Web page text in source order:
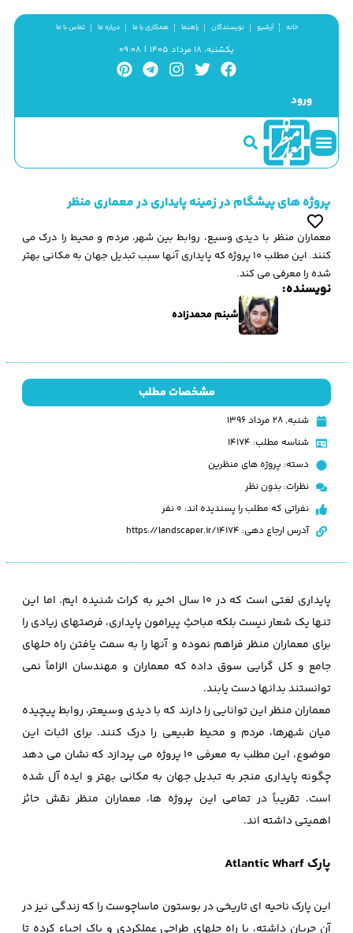
خانه آرشیو نویسندگان راهنما همکاری با ما درباره ما تماس با ما
یکشنبه، ۱۸ مرداد ۱۴۰۵ | ۰۹:۰۸
ورود
پروژه های پیشگام در زمینه پایداری در معماری منظر
معماران منظر با دیدی وسیع، روابط بین شهر، مردم و محیط را درک می
کنند. این مطلب 10 پروژه که پایداری آنها سبب تبدیل جهان به مکانی بهتر
شده را معرفی می کند.
نویسنده:
شبنم محمدزاده
مشخصات مطلب
شنبه, ۲۸ مرداد ۱۳۹۶
شناسه مطلب: 14174
دسته: پروژه های منظرین
نظرات: بدون نظر
نفراتی که مطلب را پسندیده اند: 0 نفر
آدرس ارجاع دهی: https://landscaper.ir/14174
پایداری لغتی است که در 10 سال اخیر به کرات شنیده ایم. اما این
تنها یک شعار نیست بلکه مباحثِ پیرامون پایداری، فرصتهای زیادی را
برای معماران منظر فراهم نموده و آنها را به سمت یافتن راه حلهای
جامع و کل گرایی سوق داده که معماران و مهندسان الزاماً نمی
توانستند بدانها دست یابند.
معماران منظر این توانایی را دارند که با دیدی وسیعتر، روابط پیچیده
میان شهرها، مردم و محیط طبیعی را درک کنند. برای اثبات این
موضوع، این مطلب به معرفی 10 پروژه می پردازد که نشان می دهد
چگونه پایداری منجر به تبدیل جهان به مکانی بهتر و ایده آل شده
است. تقریباً در تمامی این پروژه ها، معماران منظر نقش حائز
اهمیتی داشته اند.
پارک Atlantic Wharf
این پارک ناحیه ای تاریخی در بوستون ماساچوست را که زندگی نیز در
آن جریان داشته، با راه حلهای طراحی عملکردی و پاک احیاء کرده تا